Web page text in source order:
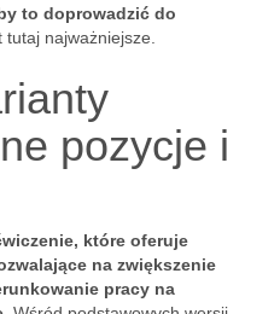
to doprowadzić do
najważniejsze.
pozycje i
które oferuje
na zwiększenie
pracy na